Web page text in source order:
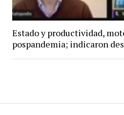
Estado y productividad,
pospandemia; indicaron